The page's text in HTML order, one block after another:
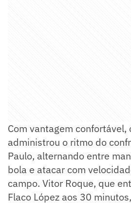
Com vantagem confortável,
administrou o ritmo do
Paulo, alternando entre
bola e atacar com
campo. Vitor Roque, que
Flaco López aos 30